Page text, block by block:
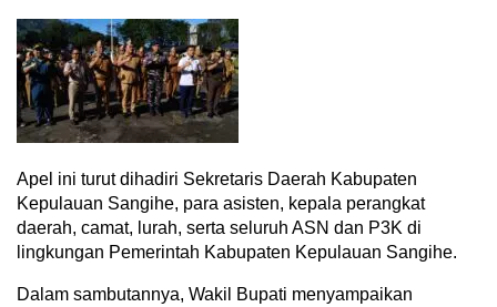
Apel ini turut dihadiri Sekretaris Daerah Kabupaten
Kepulauan Sangihe, para asisten, kepala perangkat
daerah, camat, lurah, serta seluruh ASN dan P3K di
lingkungan Pemerintah Kabupaten Kepulauan Sangihe.
Dalam sambutannya, Wakil Bupati menyampaikan